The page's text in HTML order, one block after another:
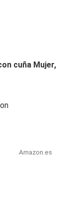
cuña Mujer,
Amazon.es